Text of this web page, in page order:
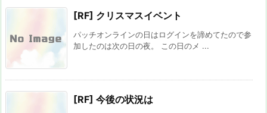
[RF] クリスマスイベント
パッチオンラインの日はログインを諦めてたので参
加したのは次の日の夜。 この日のメ ...
[RF] 今後の状況は